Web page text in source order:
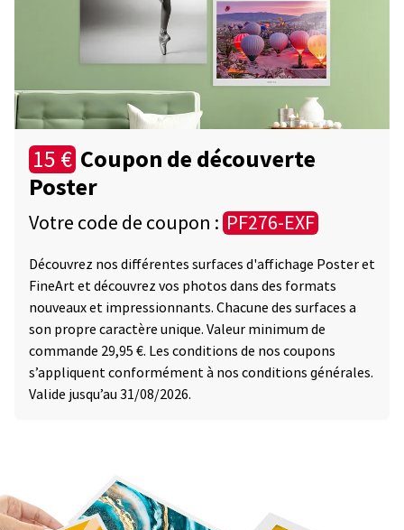
15 € Coupon de découverte
Poster
Votre code de coupon : PF276-EXF
Découvrez nos différentes surfaces d'affichage Poster et
FineArt et découvrez vos photos dans des formats
nouveaux et impressionnants. Chacune des surfaces a
son propre caractère unique. Valeur minimum de
commande 29,95 €. Les conditions de nos coupons
s’appliquent conformément à nos conditions générales.
Valide jusqu’au 31/08/2026.